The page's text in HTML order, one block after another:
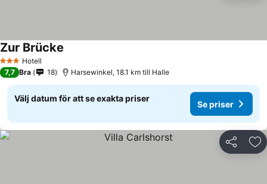
3 StjärnorHotell
Zur Brücke
7,7 Bra 18 Harsewinkel, 18.1 km till Halle
Välj datum för att se exakta priser
Se priser
Dela